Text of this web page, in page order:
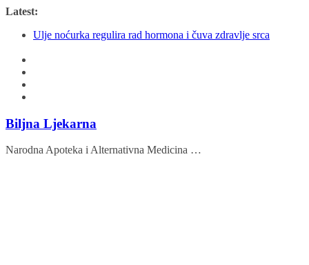
Skip
content
Latest:
Ulje noćurka regulira rad hormona i čuva zdravlje srca
Biljna Ljekarna
Narodna Apoteka i Alternativna Medicina …